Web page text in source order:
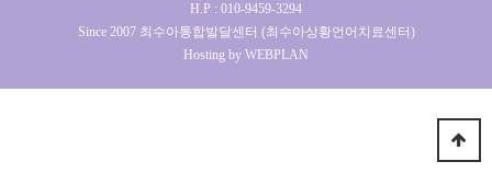
H.P : 010-9459-3294
Since 2007 최수아통합발달센터 (최수아상황언어치료센터)
Hosting by WEBPLAN